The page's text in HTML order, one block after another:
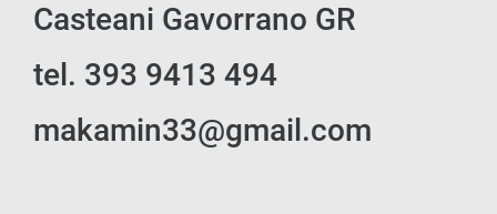
Casteani Gavorrano GR
tel. 393 9413 494
makamin33@gmail.com